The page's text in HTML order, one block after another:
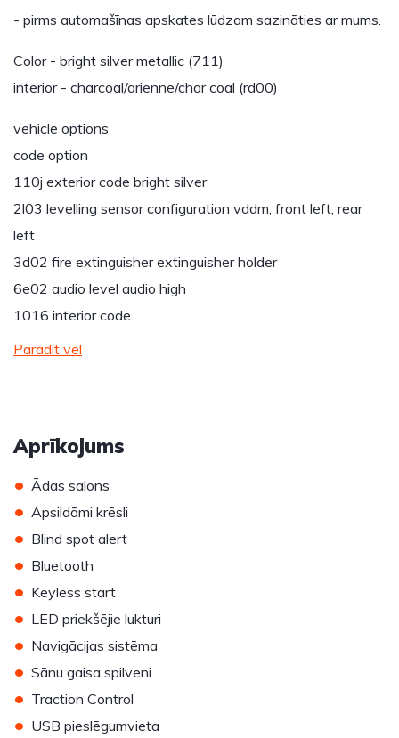
- pirms automašīnas apskates lūdzam sazināties ar mums.
Color - bright silver metallic (711)
interior - charcoal/arienne/char coal (rd00)
vehicle options
code option
110j exterior code bright silver
2l03 levelling sensor configuration vddm, front left, rear
left
3d02 fire extinguisher extinguisher holder
6e02 audio level audio high
1016 interior code…
Parādīt vēl
Aprīkojums
• Ādas salons
• Apsildāmi krēsli
• Blind spot alert
• Bluetooth
• Keyless start
• LED priekšējie lukturi
• Navigācijas sistēma
• Sānu gaisa spilveni
• Traction Control
• USB pieslēgumvieta